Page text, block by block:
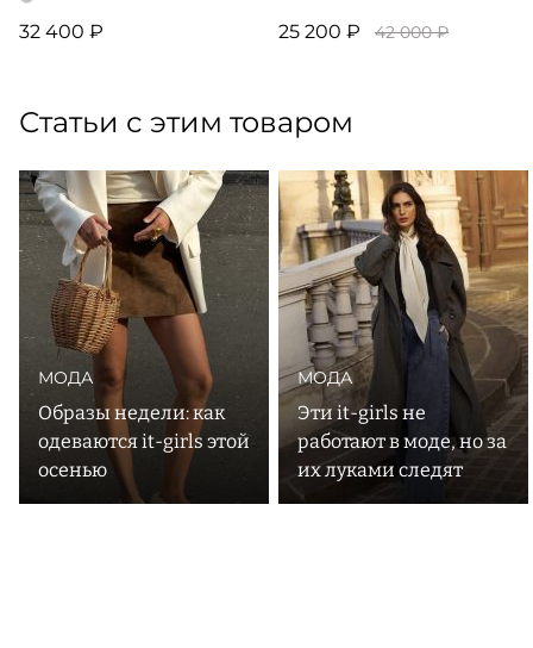
32 400 ₽ 25 200 ₽ 42 000 ₽
Статьи с этим товаром
МОДА
Образы недели: как
одеваются it-girls этой
осенью
МОДА
Эти it-girls не
работают в моде, но за
их луками следят